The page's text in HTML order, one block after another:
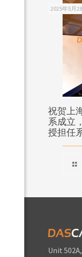
2025年5月
祝贺上
系成立
授担任
Unit